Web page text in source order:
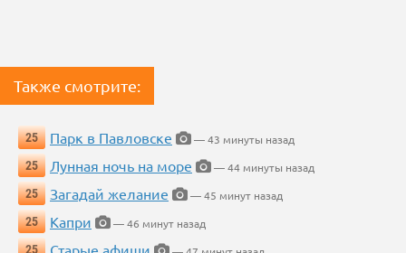
Также смотрите:
25 Парк в Павловске
— 43 минуты назад
25
Лунная ночь на море
— 44 минуты назад
25
Загадай желание
— 45 минут назад
25
Капри
— 46 минут назад
25